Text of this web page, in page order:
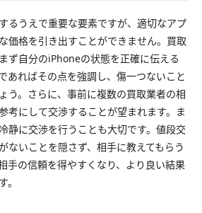
るうえで重要な要素ですが、適切なアプ
価格を引き出すことができません。買取
ず自分のiPhoneの状態を正確に伝える
あればその点を強調し、傷一つないこと
う。さらに、事前に複数の買取業者の相
考にして交渉することが望まれます。ま
静に交渉を行うことも大切です。値段交
ないことを隠さず、相手に教えてもらう
手の信頼を得やすくなり、より良い結果